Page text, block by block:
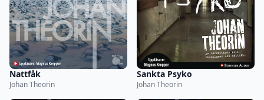
Nattfåk
Johan Theorin
Sankta Psyko
Johan Theorin